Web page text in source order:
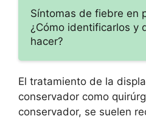
Síntomas de fiebre en
¿Cómo identificarlos y
hacer?
El tratamiento de la
conservador como
conservador, se suelen